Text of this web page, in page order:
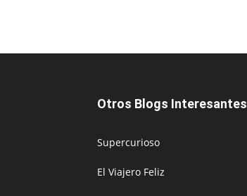
Otros Blogs Interesantes
Supercurioso
El Viajero Feliz